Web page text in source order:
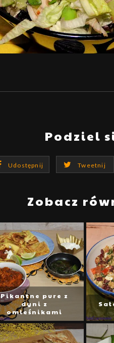
Podziel
Udostępnij Tweetnij
Zobacz
Pikantne pure z
dyni z
omleśnikami